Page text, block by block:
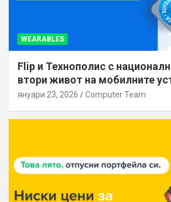
WEARABLES
Flip и Технополис с
втори живот на мобилните
януари 23, 2026 Computer Team